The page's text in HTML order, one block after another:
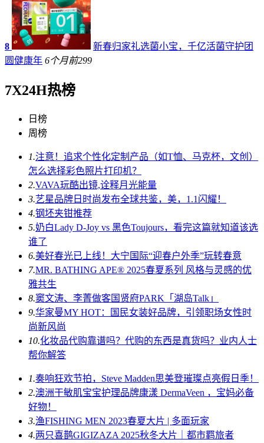
8
新春归家礼选菌小宝，千亿活菌守护团
圆健康年 6个月前299
7X24H热榜
日榜
周榜
1.注意！追求个性化定制产品（如T恤、马克杯，文创）
怎么选择彩色照片打印机？
2.VAVA玩酷出镜,诠释月光能量
3.艺星品牌日时尚发布全球共鉴，美，1.1闪耀！
4.钢坯夹钳推荐
5.奶白Lady D-Joy vs 黑色Toujours，看完这篇就知道该选
谁了
6.美好春光已上线！大宁国际“迎春户外季”玩转春意
7.MR. BATHING APE® 2025春夏系列 风格与灵感的优
雅共生
8.窦文涛、李菁做客国贤府PARK「湖岛Talk」
9.华家曼MY HOT：国民女装好品牌，引领职场女性时
尚新风尚
10.化妆品代购靠谱吗？代购的东西是真货吗？业内人士
帮你解答
1.奏响狂欢节拍，Steve Madden思美登璀璨点亮假日季！
2.澳洲干敏肌宝宝护理品牌康漾 DermaVeen ，宝妈必备
好物！
3.渔FISHING MEN 2023春夏大片 | 多面玩家
4.两只喜鹊GIGIZAZA 2025秋冬大片｜都市羁旅者